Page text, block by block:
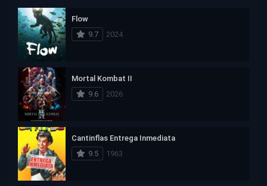
Flow
9.7
2024
Mortal Kombat II
9.6
2026
Cantinflas Entrega Inmediata
9.5
1963